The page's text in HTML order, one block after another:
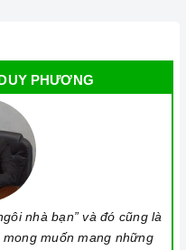
PHƯƠNG
nhà bạn” và đó cũng là
muốn mang những